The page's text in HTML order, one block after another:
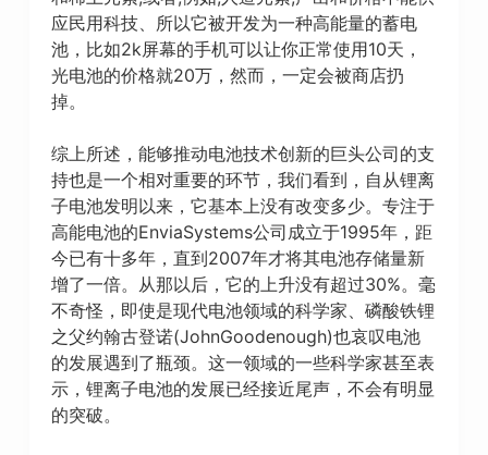
应民用科技、所以它被开发为一种高能量的蓄电
池，比如2k屏幕的手机可以让你正常使用10天，
光电池的价格就20万，然而，一定会被商店扔
掉。
综上所述，能够推动电池技术创新的巨头公司的支
持也是一个相对重要的环节，我们看到，自从锂离
子电池发明以来，它基本上没有改变多少。专注于
高能电池的EnviaSystems公司成立于1995年，距
今已有十多年，直到2007年才将其电池存储量新
增了一倍。从那以后，它的上升没有超过30%。毫
不奇怪，即使是现代电池领域的科学家、磷酸铁锂
之父约翰古登诺(JohnGoodenough)也哀叹电池
的发展遇到了瓶颈。这一领域的一些科学家甚至表
示，锂离子电池的发展已经接近尾声，不会有明显
的突破。